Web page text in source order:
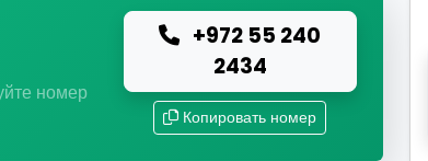
номер
+972 55 240
2434
Копировать номер